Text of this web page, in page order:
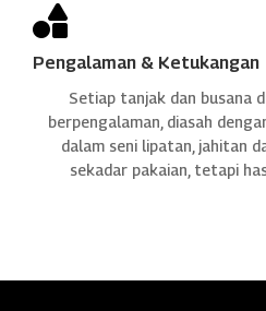

Pengalaman & Ketukangan
Setiap tanjak dan busana
berpengalaman, diasah
dalam seni lipatan, jahitan
sekadar pakaian, tetapi